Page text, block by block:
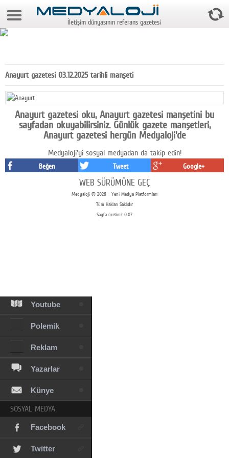
6 Ağustos 2026 8:38:42
Gazeteler
Medya
Reyting-tiraj
Teknoloji
Youtube
Polemik
Reklam
Yazarlar
Künye
SOSYAL MEDYA
Facebook
Twitter
İletişim dünyasının referans gazetesi
Anayurt gazetesi 03.12.2025 tarihli manşeti
Anayurt gazetesi oku, Anayurt gazetesi manşetini bu
sayfadan okuyabilirsiniz. Günlük gazete manşetleri,
Anayurt gazetesi hergün Medyaloji'de
Medyaloji'yi sosyal medyadan da takip edin!
Beğen Tweet Google+
WEB SÜRÜMÜNE GEÇ
Medyaloji © 2026 - Yeni Medya Platformları
Tüm Hakları Saklıdır
Sayfa üretimi: 0.07